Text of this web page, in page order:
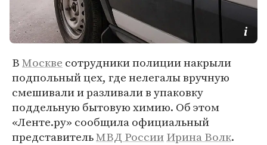
ВМоскве сотрудники полиции накрыли
подпольный цех, где нелегалы вручную
смешивали и разливали в упаковку
поддельную бытовую химию. Об этом
«Ленте.ру» сообщила официальный
представительМВД РоссииИрина Волк.